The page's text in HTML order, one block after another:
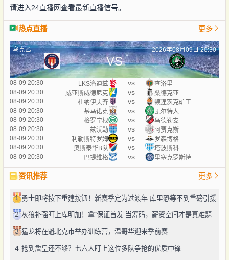
请进入24直播网查看最新直播信号。
热点直播 更多
乌克乙 2026年08月09日 20:30
VS
08-09 20:30 LKS洛迪兹 vs
查洛里
08-09 20:30
威亚斯威德尼克 vs
桑德克亚
08-09 20:30
杜纳伊夫齐 vs
顿涅茨克矿工
08-09 20:30
基马诺克 vs
凯尔特人
08-09 20:30
格罗宁根 vs
乌德勒支
08-09 20:30
兹沃勒 vs
阿贾克斯
08-09 20:30
利勒斯特罗姆 vs
罗森博格
08-09 20:30
奥斯泰华B队 vs
塔波斯科
08-09 20:30
巴提维格 vs 里塞克罗斯特
资讯推荐 更多
1 勇士即将按下重建按钮！新赛季定为过渡年 库里恐等不到重磅引援
2 灰狼补强盯上库明加！拿“保证首发”当筹码，薪资空间才是真难题
3 猛龙将在魁北克市举办训练营，温哥华迎来季前赛
4 抢到詹皇还不够？七六人盯上这位多队争抢的优质中锋